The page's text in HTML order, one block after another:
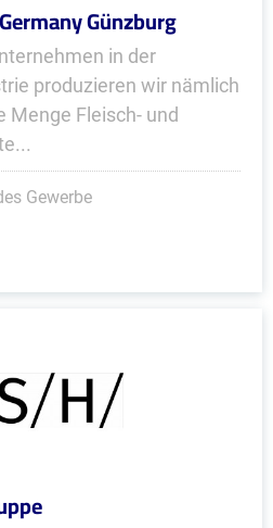
Günzburg
in der
produzieren wir nämlich
Menge Fleisch- und
Gewerbe